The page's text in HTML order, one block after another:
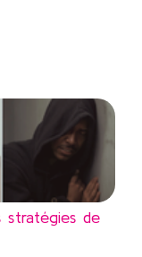
stratégies de